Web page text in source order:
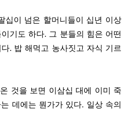
십이 넘은 할머니들이 십년 이상
기도 하다. 그 분들의 힘은 어떤
. 밥 해먹고 농사짓고 자식 기르
것을 보면 이삼십 대에 이미 죽
데에는 뭔가가 있다. 일상 속의